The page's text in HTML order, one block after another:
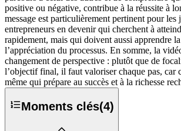
positive ou négative, contribue à la réussite à
message est particulièrement pertinent pour les
entrepreneurs en devenir qui cherchent à
rapidement, mais qui doivent aussi apprendre
l’appréciation du processus. En somme, la
changement de perspective : plutôt que de
l’objectif final, il faut valoriser chaque pas, car
même qui prépare au succès et à la richesse
Moments clés(4)